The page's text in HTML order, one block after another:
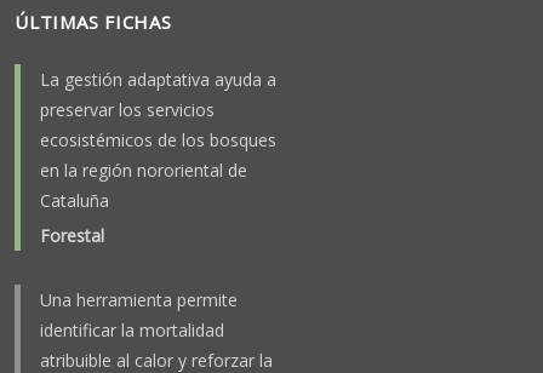
ÚLTIMAS FICHAS
La gestión adaptativa ayuda a
preservar los servicios
ecosistémicos de los bosques
en la región nororiental de
Cataluña
Forestal
Una herramienta permite
identificar la mortalidad
atribuible al calor y reforzar la